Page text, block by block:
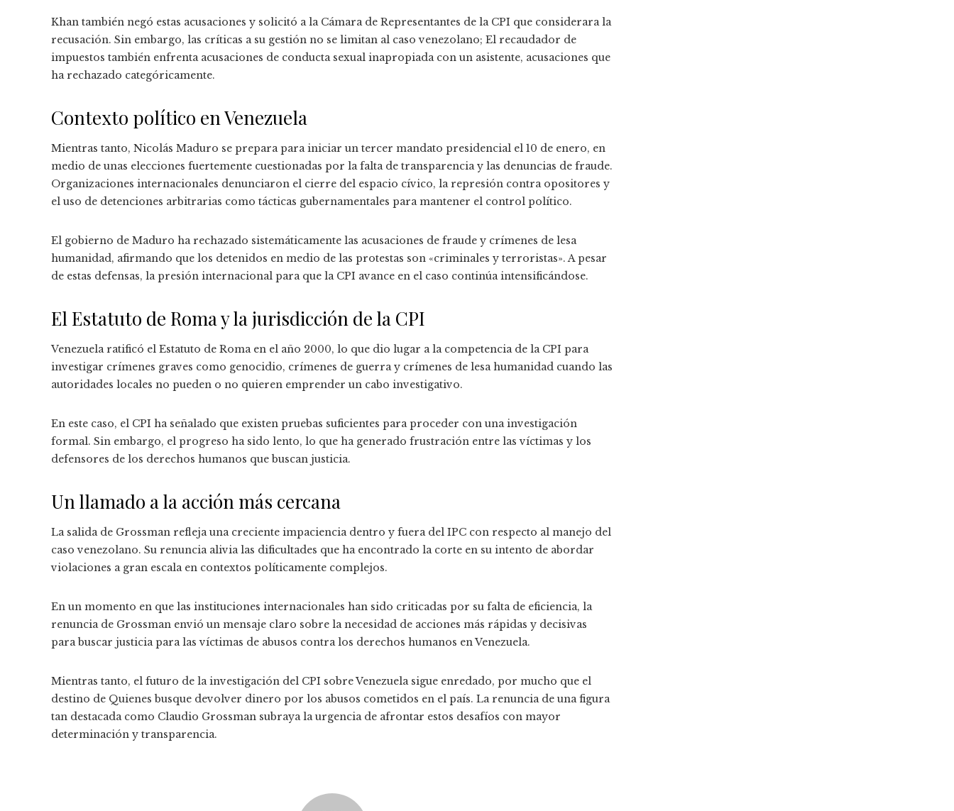
Khan también negó estas acusaciones y solicitó a la Cámara de Representantes de la CPI que considerara la
recusación. Sin embargo, las críticas a su gestión no se limitan al caso venezolano; El recaudador de
impuestos también enfrenta acusaciones de conducta sexual inapropiada con un asistente, acusaciones que
ha rechazado categóricamente.
Contexto político en Venezuela
Mientras tanto, Nicolás Maduro se prepara para iniciar un tercer mandato presidencial el 10 de enero, en
medio de unas elecciones fuertemente cuestionadas por la falta de transparencia y las denuncias de fraude.
Organizaciones internacionales denunciaron el cierre del espacio cívico, la represión contra opositores y
el uso de detenciones arbitrarias como tácticas gubernamentales para mantener el control político.
El gobierno de Maduro ha rechazado sistemáticamente las acusaciones de fraude y crímenes de lesa
humanidad, afirmando que los detenidos en medio de las protestas son «criminales y terroristas». A pesar
de estas defensas, la presión internacional para que la CPI avance en el caso continúa intensificándose.
El Estatuto de Roma y la jurisdicción de la CPI
Venezuela ratificó el Estatuto de Roma en el año 2000, lo que dio lugar a la competencia de la CPI para
investigar crímenes graves como genocidio, crímenes de guerra y crímenes de lesa humanidad cuando las
autoridades locales no pueden o no quieren emprender un cabo investigativo.
En este caso, el CPI ha señalado que existen pruebas suficientes para proceder con una investigación
formal. Sin embargo, el progreso ha sido lento, lo que ha generado frustración entre las víctimas y los
defensores de los derechos humanos que buscan justicia.
Un llamado a la acción más cercana
La salida de Grossman refleja una creciente impaciencia dentro y fuera del IPC con respecto al manejo del
caso venezolano. Su renuncia alivia las dificultades que ha encontrado la corte en su intento de abordar
violaciones a gran escala en contextos políticamente complejos.
En un momento en que las instituciones internacionales han sido criticadas por su falta de eficiencia, la
renuncia de Grossman envió un mensaje claro sobre la necesidad de acciones más rápidas y decisivas
para buscar justicia para las víctimas de abusos contra los derechos humanos en Venezuela.
Mientras tanto, el futuro de la investigación del CPI sobre Venezuela sigue enredado, por mucho que el
destino de Quienes busque devolver dinero por los abusos cometidos en el país. La renuncia de una figura
tan destacada como Claudio Grossman subraya la urgencia de afrontar estos desafíos con mayor
determinación y transparencia.